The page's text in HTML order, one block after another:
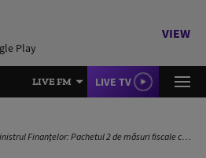
Play
VIEW
LIVE FM LIVE TV
Finanțelor: Pachetul 2 de măsuri fiscale corectează problemele ANAF, colectarea veniturilor și insolvențele